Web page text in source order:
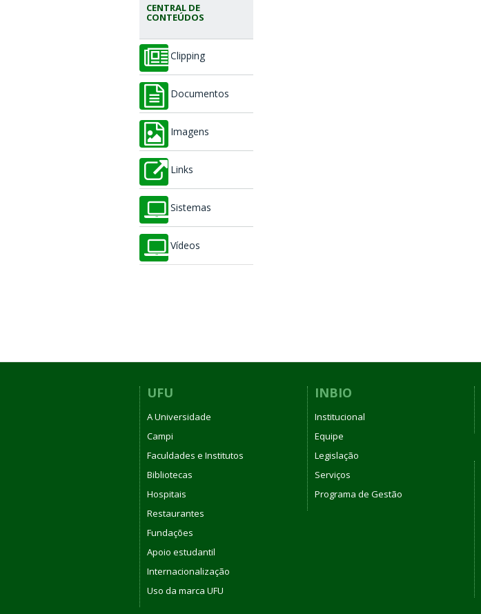
CENTRAL DE
CONTEÚDOS
Clipping
Documentos
Imagens
Links
Sistemas
Vídeos
UFU
A Universidade
Campi
Faculdades e Institutos
Bibliotecas
Hospitais
Restaurantes
Fundações
Apoio estudantil
Internacionalização
Uso da marca UFU
INBIO
Institucional
Equipe
Legislação
Serviços
Programa de Gestão